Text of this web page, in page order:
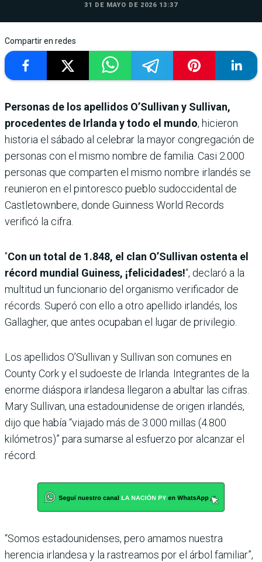
31 DE MAYO DE 2026 13:37
Compartir en redes
Personas de los apellidos O’Sullivan y Sullivan,
procedentes de Irlanda y todo el mundo, hicieron
historia el sábado al celebrar la mayor congregación de
personas con el mismo nombre de familia. Casi 2.000
personas que comparten el mismo nombre irlandés se
reunieron en el pintoresco pueblo sudoccidental de
Castletownbere, donde Guinness World Records
verificó la cifra.
"Con un total de 1.848, el clan O’Sullivan ostenta el
récord mundial Guiness, ¡felicidades!“, declaró a la
multitud un funcionario del organismo verificador de
récords. Superó con ello a otro apellido irlandés, los
Gallagher, que antes ocupaban el lugar de privilegio.
Los apellidos O’Sullivan y Sullivan son comunes en
County Cork y el sudoeste de Irlanda. Integrantes de la
enorme diáspora irlandesa llegaron a abultar las cifras.
Mary Sullivan, una estadounidense de origen irlandés,
dijo que había “viajado más de 3.000 millas (4.800
kilómetros)” para sumarse al esfuerzo por alcanzar el
récord.
“Somos estadounidenses, pero amamos nuestra
herencia irlandesa y la rastreamos por el árbol familiar”,